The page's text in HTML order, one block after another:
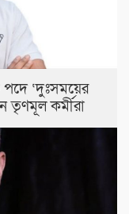
‘দুঃসময়ের
তৃণমূল কর্মীরা